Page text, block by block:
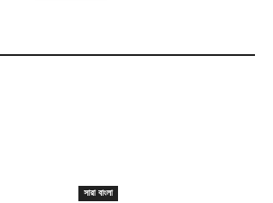
সারা বাংলা